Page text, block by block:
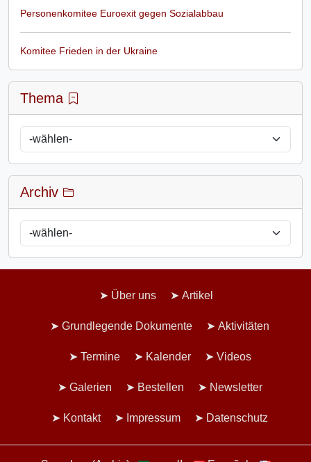
Personenkomitee Euroexit gegen Sozialabbau
Komitee Frieden in der Ukraine
Thema
Archiv
Über uns Artikel
Grundlegende Dokumente Aktivitäten
Termine Kalender Videos
Galerien Bestellen Newsletter
Kontakt Impressum Datenschutz